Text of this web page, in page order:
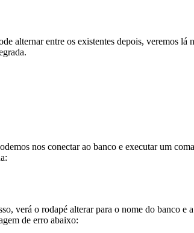
alternar entre os existentes depois, veremos lá
nos conectar ao banco e executar um
verá o rodapé alterar para o nome do banco
de erro abaixo: